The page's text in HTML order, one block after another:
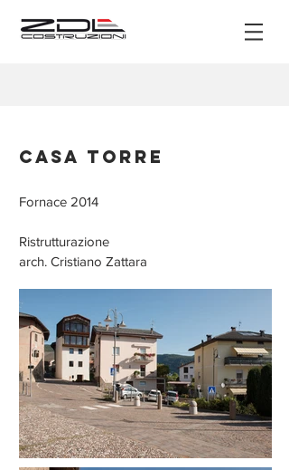
Casa Torre
Fornace 2014
Ristrutturazione
arch. Cristiano Zattara